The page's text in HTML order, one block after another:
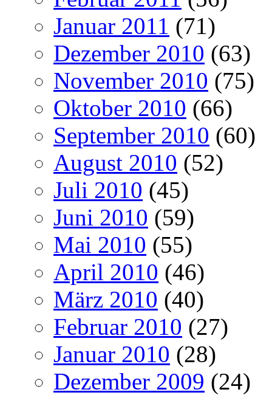
Januar 2011 (71)
Dezember 2010 (63)
November 2010 (75)
Oktober 2010 (66)
September 2010 (60)
August 2010 (52)
Juli 2010 (45)
Juni 2010 (59)
Mai 2010 (55)
April 2010 (46)
März 2010 (40)
Februar 2010 (27)
Januar 2010 (28)
Dezember 2009 (24)